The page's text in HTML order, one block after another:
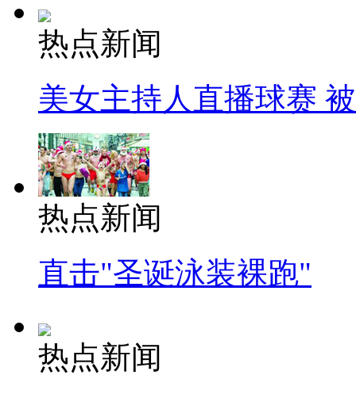
热点新闻
美女主持人直播球赛
热点新闻
直击"圣诞泳装裸跑"
热点新闻